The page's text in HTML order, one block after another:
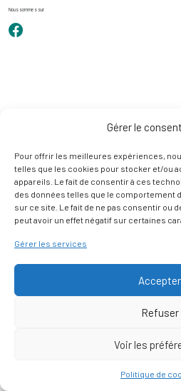
Gérer le
Pour offrir les meilleures expériences,
telles que les cookies pour stocker et/ou
appareils. Le fait de consentir à ces
des données telles que le comportement
sur ce site. Le fait de ne pas consentir ou
peut avoir un effet négatif sur certaines
Gérer les services
Accepter
Refuser
Voir les
Politique de
Nous sommes sur